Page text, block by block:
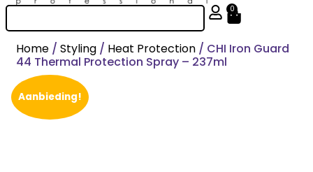
0
Home / Styling / Heat Protection / CHI Iron Guard
44 Thermal Protection Spray – 237ml
Aanbieding!